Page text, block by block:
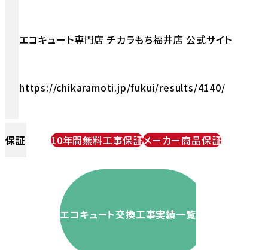
エコキュート専門店 チカラもち福井店 公式サイト
https://chikaramoti.jp/fukui/results/4140/
保証 10年間無料工事保証メーカー商品保証
エコキュート交換工事実績一覧